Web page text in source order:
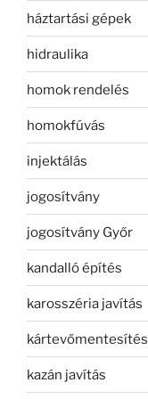
háztartási gépek
hidraulika
homok rendelés
homokfúvás
injektálás
jogosítvány
jogosítvány Győr
kandalló építés
karosszéria javítás
kártevőmentesítés
kazán javítás